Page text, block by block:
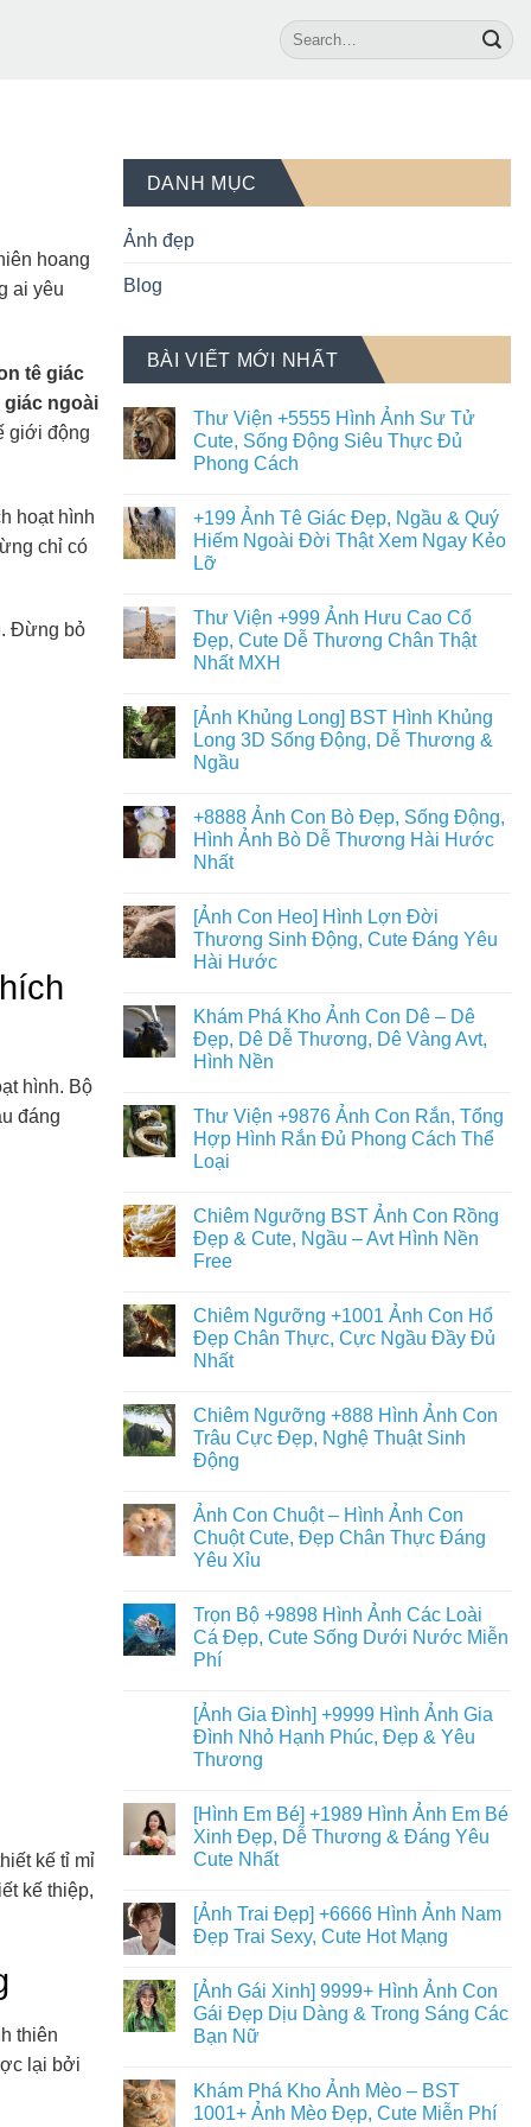
hoang
ai yêu
tê giác
giác ngoài
giới động
hoạt hình
chỉ có
Đừng bỏ
hình. Bộ
đáng
kế tỉ mỉ
kế thiệp,
thiên
lại bởi
DANH MỤC
Ảnh đẹp
Blog
BÀI VIẾT MỚI NHẤT
Thư Viện +5555 Hình Ảnh Sư Tử
Cute, Sống Động Siêu Thực Đủ
Phong Cách
+199 Ảnh Tê Giác Đẹp, Ngầu & Quý
Hiếm Ngoài Đời Thật Xem Ngay Kẻo
Lỡ
Thư Viện +999 Ảnh Hưu Cao Cổ
Đẹp, Cute Dễ Thương Chân Thật
Nhất MXH
[Ảnh Khủng Long] BST Hình Khủng
Long 3D Sống Động, Dễ Thương &
Ngầu
+8888 Ảnh Con Bò Đẹp, Sống Động,
Hình Ảnh Bò Dễ Thương Hài Hước
Nhất
[Ảnh Con Heo] Hình Lợn Đời
Thương Sinh Động, Cute Đáng Yêu
Hài Hước
Khám Phá Kho Ảnh Con Dê – Dê
Đẹp, Dê Dễ Thương, Dê Vàng Avt,
Hình Nền
Thư Viện +9876 Ảnh Con Rắn, Tổng
Hợp Hình Rắn Đủ Phong Cách Thể
Loại
Chiêm Ngưỡng BST Ảnh Con Rồng
Đẹp & Cute, Ngầu – Avt Hình Nền
Free
Chiêm Ngưỡng +1001 Ảnh Con Hổ
Đẹp Chân Thực, Cực Ngầu Đầy Đủ
Nhất
Chiêm Ngưỡng +888 Hình Ảnh Con
Trâu Cực Đẹp, Nghệ Thuật Sinh
Động
Ảnh Con Chuột – Hình Ảnh Con
Chuột Cute, Đẹp Chân Thực Đáng
Yêu Xỉu
Trọn Bộ +9898 Hình Ảnh Các Loài
Cá Đẹp, Cute Sống Dưới Nước Miễn
Phí
[Ảnh Gia Đình] +9999 Hình Ảnh Gia
Đình Nhỏ Hạnh Phúc, Đẹp & Yêu
Thương
[Hình Em Bé] +1989 Hình Ảnh Em Bé
Xinh Đẹp, Dễ Thương & Đáng Yêu
Cute Nhất
[Ảnh Trai Đẹp] +6666 Hình Ảnh Nam
Đẹp Trai Sexy, Cute Hot Mạng
[Ảnh Gái Xinh] 9999+ Hình Ảnh Con
Gái Đẹp Dịu Dàng & Trong Sáng Các
Bạn Nữ
Khám Phá Kho Ảnh Mèo – BST
1001+ Ảnh Mèo Đẹp, Cute Miễn Phí